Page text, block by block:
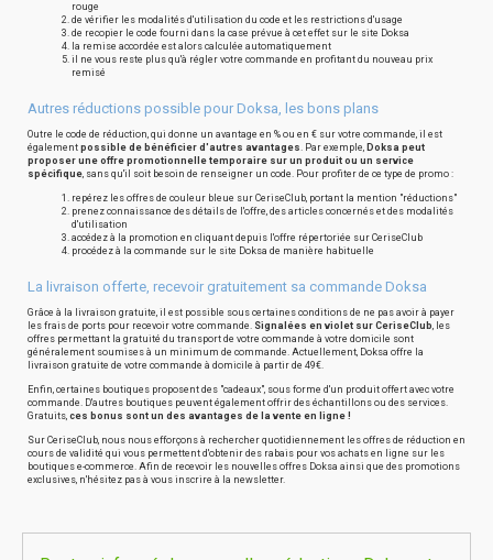
rouge
de vérifier les modalités d'utilisation du code et les restrictions d'usage
de recopier le code fourni dans la case prévue à cet effet sur le site Doksa
la remise accordée est alors calculée automatiquement
il ne vous reste plus qu'à régler votre commande en profitant du nouveau prix
remisé
Autres réductions possible pour Doksa, les bons plans
Outre le code de réduction, qui donne un avantage en % ou en € sur votre commande, il est
également possible de bénéficier d'autres avantages. Par exemple, Doksa peut
proposer une offre promotionnelle temporaire sur un produit ou un service
spécifique, sans qu'il soit besoin de renseigner un code. Pour profiter de ce type de promo :
repérez les offres de couleur bleue sur CeriseClub, portant la mention "réductions"
prenez connaissance des détails de l'offre, des articles concernés et des modalités
d'utilisation
accédez à la promotion en cliquant depuis l'offre répertoriée sur CeriseClub
procédez à la commande sur le site Doksa de manière habituelle
La livraison offerte, recevoir gratuitement sa commande Doksa
Grâce à la livraison gratuite, il est possible sous certaines conditions de ne pas avoir à payer
les frais de ports pour recevoir votre commande. Signalées en violet sur CeriseClub, les
offres permettant la gratuité du transport de votre commande à votre domicile sont
généralement soumises à un minimum de commande. Actuellement, Doksa offre la
livraison gratuite de votre commande à domicile à partir de 49€.
Enfin, certaines boutiques proposent des "cadeaux", sous forme d'un produit offert avec votre
commande. D'autres boutiques peuvent également offrir des échantillons ou des services.
Gratuits, ces bonus sont un des avantages de la vente en ligne !
Sur CeriseClub, nous nous efforçons à rechercher quotidiennement les offres de réduction en
cours de validité qui vous permettent d'obtenir des rabais pour vos achats en ligne sur les
boutiques e-commerce. Afin de recevoir les nouvelles offres Doksa ainsi que des promotions
exclusives, n'hésitez pas à vous inscrire à la newsletter.